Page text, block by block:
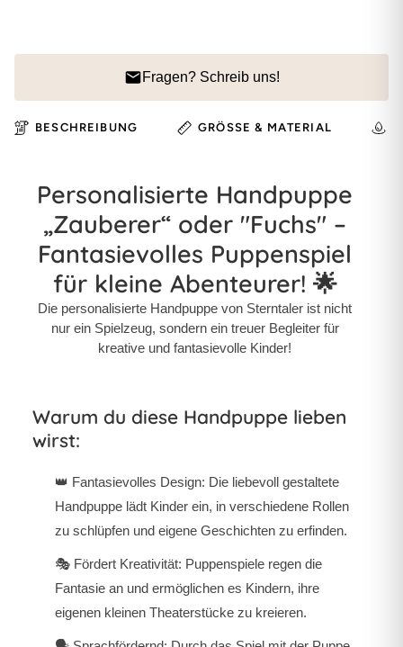
Fragen? Schreib uns!
BESCHREIBUNG GRÖSSE & MATERIAL
Personalisierte Handpuppe
„Zauberer“ oder "Fuchs" –
Fantasievolles Puppenspiel
für kleine Abenteurer! 🌟
Die personalisierte Handpuppe von Sterntaler ist nicht
nur ein Spielzeug, sondern ein treuer Begleiter für
kreative und fantasievolle Kinder!
Warum du diese Handpuppe lieben
wirst:
👑 Fantasievolles Design: Die liebevoll gestaltete
Handpuppe lädt Kinder ein, in verschiedene Rollen
zu schlüpfen und eigene Geschichten zu erfinden.
🎭 Fördert Kreativität: Puppenspiele regen die
Fantasie an und ermöglichen es Kindern, ihre
eigenen kleinen Theaterstücke zu kreieren.